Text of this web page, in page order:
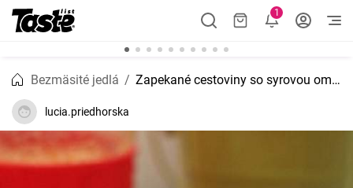
1
Bezmäsité jedlá Zapekané cestoviny so syrovou omáčkou
lucia.priedhorska